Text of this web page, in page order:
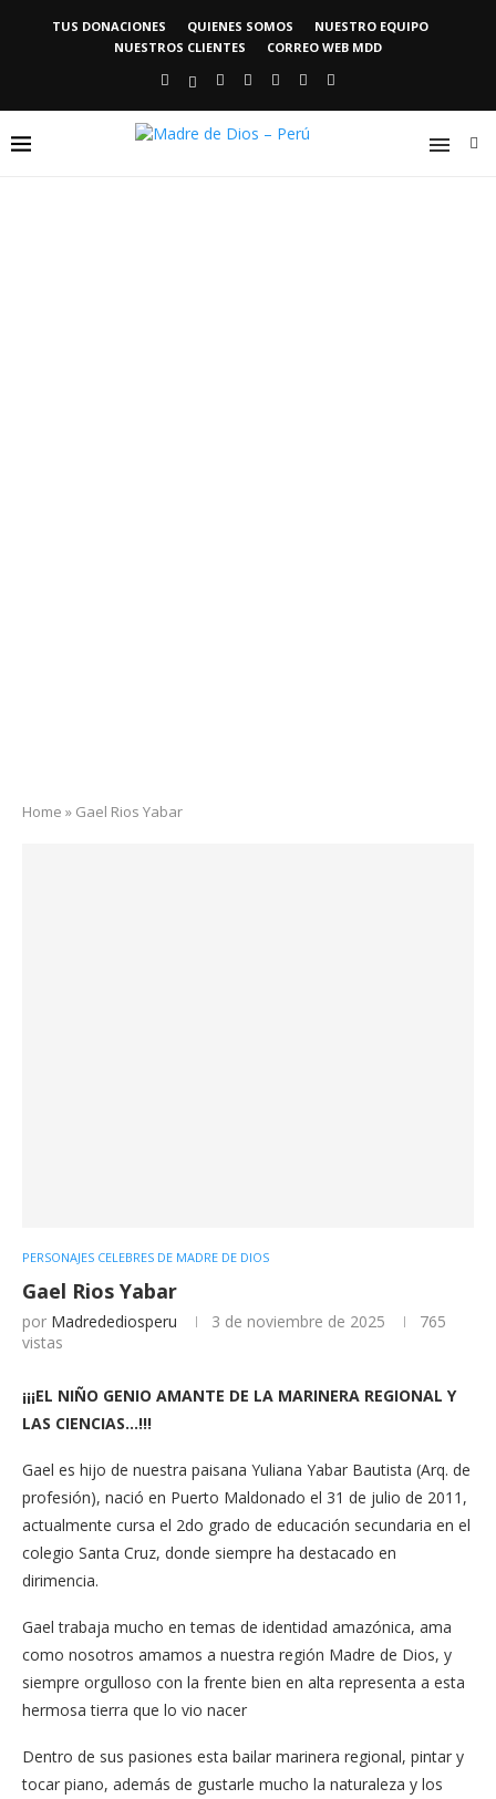
TUS DONACIONES QUIENES SOMOS
NUESTRO EQUIPO
NUESTROS CLIENTES
CORREO WEB MDD
Home » Gael Rios Yabar
PERSONAJES CELEBRES DE MADRE DE DIOS
Gael Rios Yabar
por Madredediosperu 3 de noviembre de 2025
765
vistas
¡¡¡EL NIÑO GENIO AMANTE DE LA MARINERA REGIONAL Y
LAS CIENCIAS…!!!
Gael es hijo de nuestra paisana Yuliana Yabar Bautista (Arq. de
profesión), nació en Puerto Maldonado el 31 de julio de 2011,
actualmente cursa el 2do grado de educación secundaria en el
colegio Santa Cruz, donde siempre ha destacado en
dirimencia.
Gael trabaja mucho en temas de identidad amazónica, ama
como nosotros amamos a nuestra región Madre de Dios, y
siempre orgulloso con la frente bien en alta representa a esta
hermosa tierra que lo vio nacer
Dentro de sus pasiones esta bailar marinera regional, pintar y
tocar piano, además de gustarle mucho la naturaleza y los